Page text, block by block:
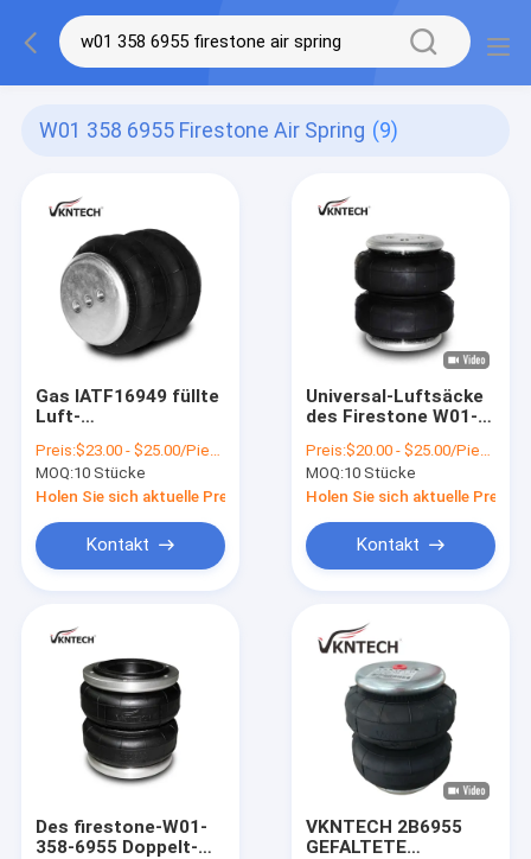
W01 358 6955 Firestone Air Spring (9)
Gas IATF16949 füllte
Luft-
Reparatur-Set W01-
358-6955 Firestone
Preis:$23.00 - $25.00/Pieces
MOQ:10 Stücke
Holen Sie sich aktuelle Preis
Kontakt
Universal-Luftsäcke
des Firestone W01-
Frühlings-A01-760-
6762 Contitech
Preis:$20.00 - $25.00/Pieces
MOQ:10 Stücke
Holen Sie sich aktuelle Preis
Kontakt
Des firestone-W01-
358-6955 Doppelt-
VKNTECH 2B6955
GEFALTETE